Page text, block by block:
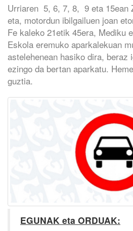
Urriaren 5, 6, 7, 8, 9 eta 15ean
eta, motordun ibilgailuen joan
Fe kaleko 21etik 45era, Mediku
Eskola eremuko aparkalekuan
astelehenean hasiko dira, beraz
ezingo da bertan aparkatu.
guztia.
EGUNAK eta ORDUAK: